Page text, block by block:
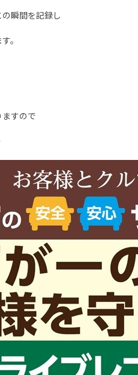
の瞬間を記録し
。
すので